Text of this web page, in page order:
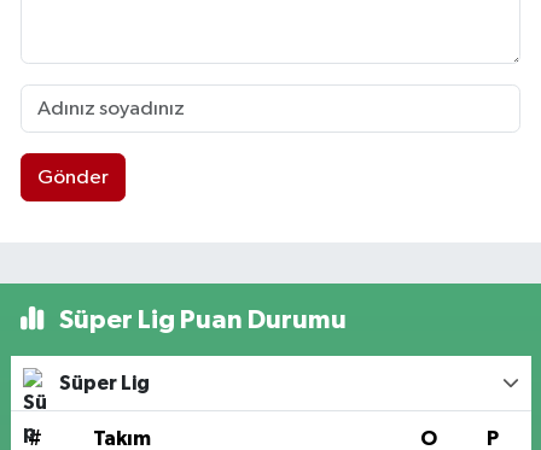
Gönder
Süper Lig Puan Durumu
Süper Lig
# Takım O P